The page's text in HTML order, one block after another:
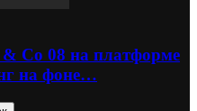
Co 08 на платформе
на фоне…